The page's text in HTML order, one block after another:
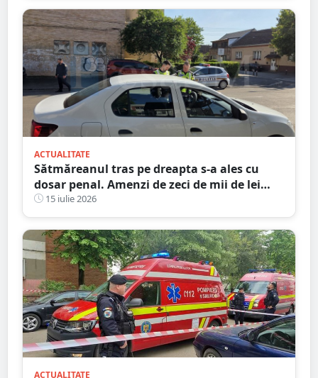
ACTUALITATE
Sătmăreanul tras pe dreapta s-a ales cu
dosar penal. Amenzi de zeci de mii de lei
date ieri de polițiști
15 iulie 2026
ACTUALITATE